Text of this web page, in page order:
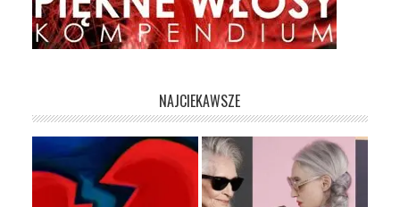
NAJCIEKAWSZE